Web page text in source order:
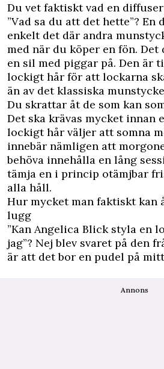
Du vet faktiskt vad en
”Vad sa du att det hette”?
enkelt det där andra
med när du köper en fön. Det
en sil med piggar på. Den är
lockigt hår för att lockarna
än av det klassiska
Du skrattar åt de som kan
Det ska krävas mycket innan
lockigt hår väljer att somna
innebär nämligen att
behöva innehålla en lång
tämja en i princip otämjbar
alla håll.
Hur mycket man faktiskt kan
lugg
”Kan Angelica Blick styla en
jag”? Nej blev svaret på den
är att det bor en pudel på
Annons